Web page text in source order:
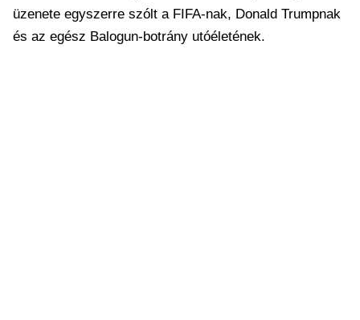
üzenete egyszerre szólt a FIFA-nak, Donald Trumpnak
és az egész Balogun-botrány utóéletének.